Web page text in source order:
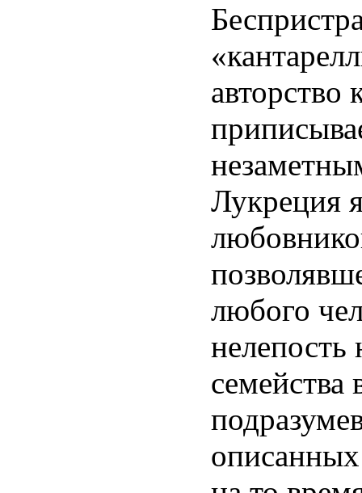
авторство
Лукреция
любого
нелепость